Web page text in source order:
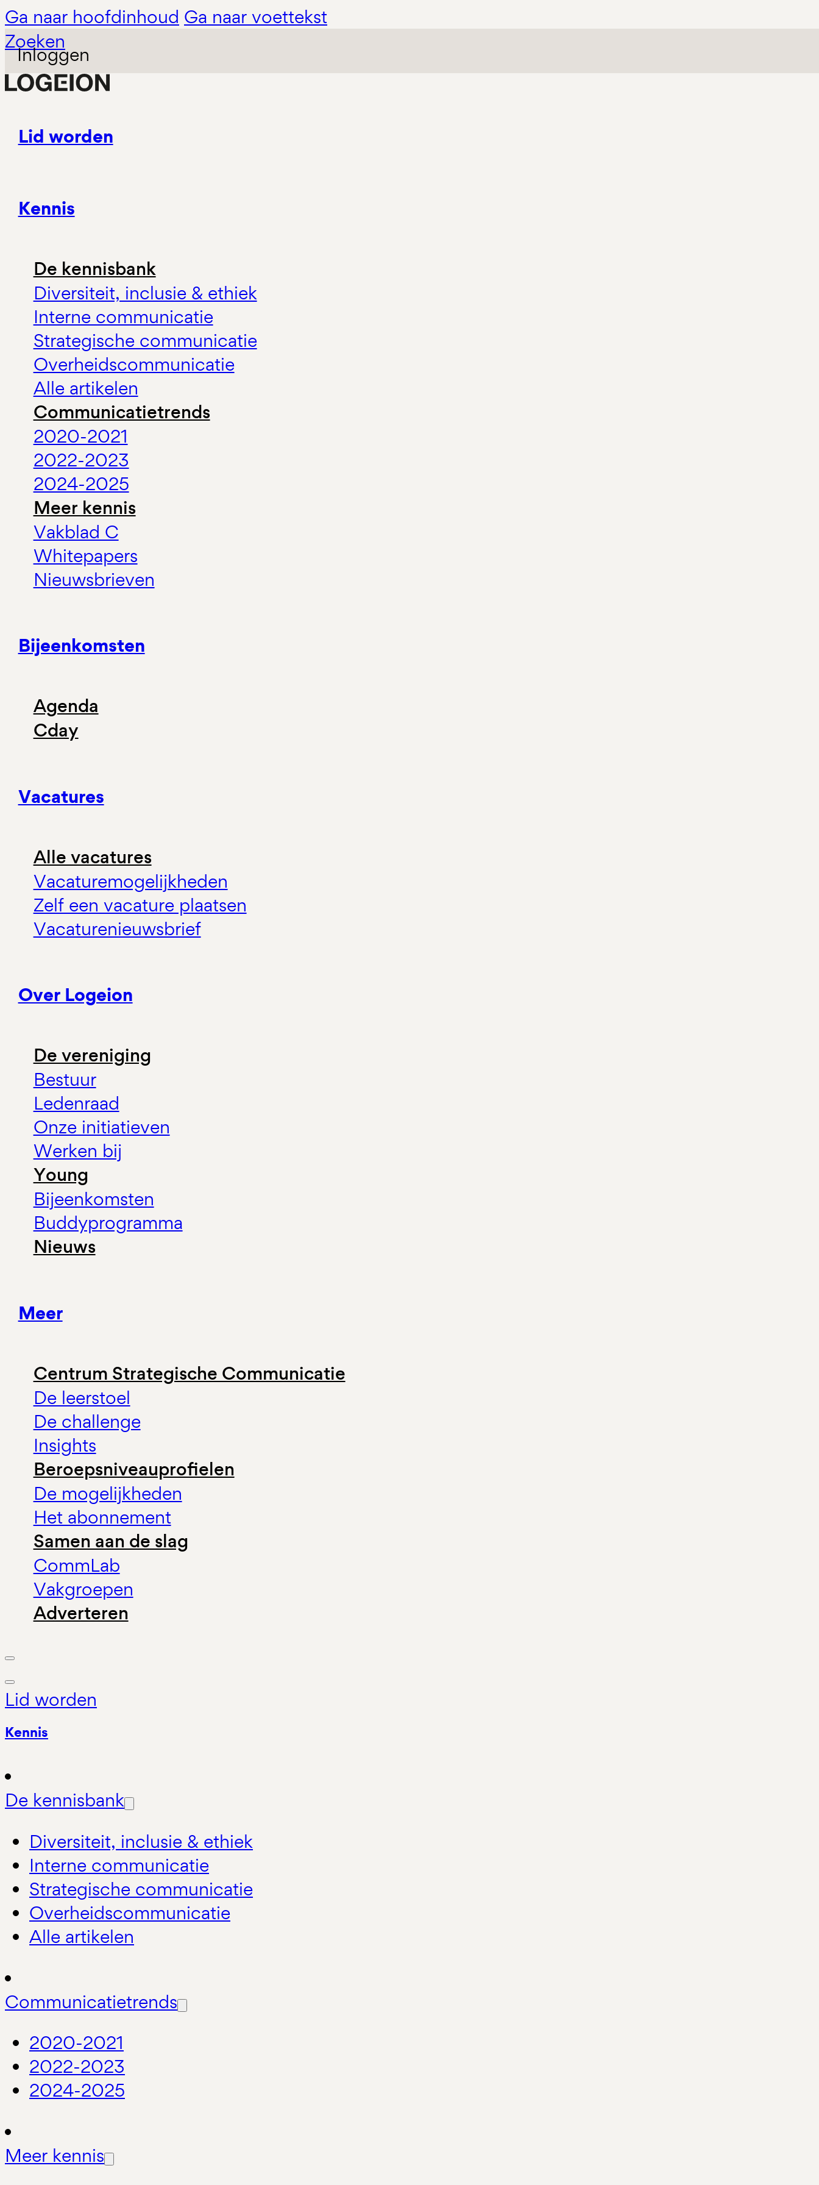
Ga naar hoofdinhoud Ga naar voettekst
Zoeken
Inloggen
Lid worden
Kennis
De kennisbank
Diversiteit, inclusie & ethiek
Interne communicatie
Strategische communicatie
Overheidscommunicatie
Alle artikelen
Communicatietrends
2020-2021
2022-2023
2024-2025
Meer kennis
Vakblad C
Whitepapers
Nieuwsbrieven
Bijeenkomsten
Agenda
Cday
Vacatures
Alle vacatures
Vacaturemogelijkheden
Zelf een vacature plaatsen
Vacaturenieuwsbrief
Over Logeion
De vereniging
Bestuur
Ledenraad
Onze initiatieven
Werken bij
Young
Bijeenkomsten
Buddyprogramma
Nieuws
Meer
Centrum Strategische Communicatie
De leerstoel
De challenge
Insights
Beroepsniveauprofielen
De mogelijkheden
Het abonnement
Samen aan de slag
CommLab
Vakgroepen
Adverteren
Lid worden
Kennis
De kennisbank
Diversiteit, inclusie & ethiek
Interne communicatie
Strategische communicatie
Overheidscommunicatie
Alle artikelen
Communicatietrends
2020-2021
2022-2023
2024-2025
Meer kennis